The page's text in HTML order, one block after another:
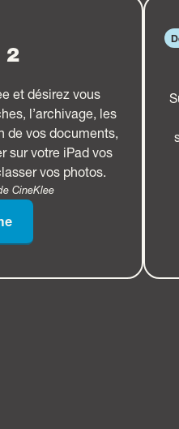
2
et désirez vous
l’archivage, les
de vos documents,
sur votre iPad vos
vos photos.
CineKlee